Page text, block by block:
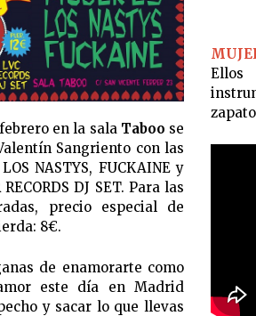
en la sala Taboo se
Sangriento con las
NASTYS, FUCKAINE y
DJ SET. Para las
precio especial de
8€.
de enamorarte como
este día en Madrid
y sacar lo que llevas
Ellos